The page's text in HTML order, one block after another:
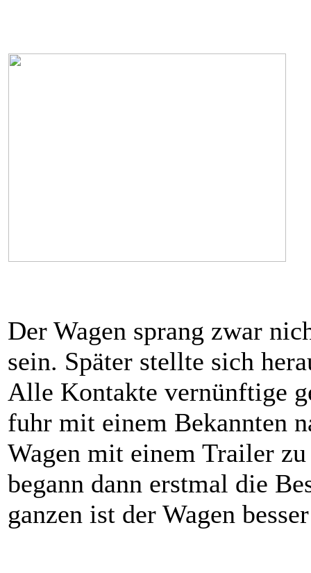
Der Wagen sprang zwar
sein. Später stellte sich
Alle Kontakte vernünftige
fuhr mit einem Bekannten
Wagen mit einem Trailer
begann dann erstmal die
ganzen ist der Wagen